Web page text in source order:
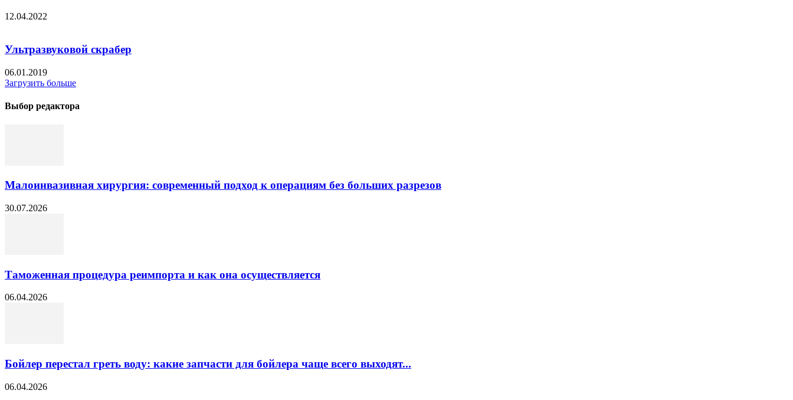
12.04.2022
Ультразвуковой скрабер
06.01.2019
Загрузить больше
Выбор редактора
Малоинвазивная хирургия: современный подход к операциям без больших разрезов
30.07.2026
Таможенная процедура реимпорта и как она осуществляется
06.04.2026
Бойлер перестал греть воду: какие запчасти для бойлера чаще всего выходят...
06.04.2026